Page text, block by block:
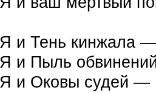
Я и Тень кинжала
Я и Пыль
Я и Оковы судей